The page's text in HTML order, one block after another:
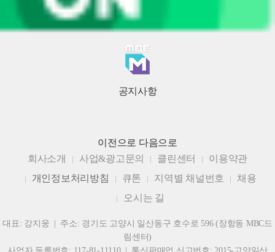
공지사항
이전으로 다음으로
회사소개
사업&광고문의 클린센터
이용약관
개인정보처리방침
큐톤 지역별 채널번호
채용
오시는 길
대표: 강지웅 | 주소: 경기도 고양시 일산동구 호수로 596 (장항동 MBC드
림센터)